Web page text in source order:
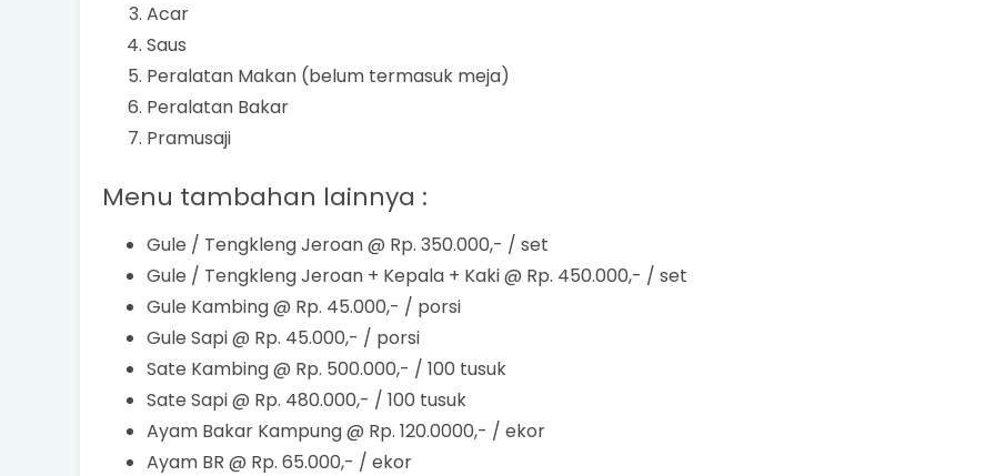
Acar
Saus
Peralatan Makan (belum termasuk meja)
Peralatan Bakar
Pramusaji
Menu tambahan lainnya :
Gule / Tengkleng Jeroan @ Rp. 350.000,- / set
Gule / Tengkleng Jeroan + Kepala + Kaki @ Rp. 450.000,- / set
Gule Kambing @ Rp. 45.000,- / porsi
Gule Sapi @ Rp. 45.000,- / porsi
Sate Kambing @ Rp. 500.000,- / 100 tusuk
Sate Sapi @ Rp. 480.000,- / 100 tusuk
Ayam Bakar Kampung @ Rp. 120.0000,- / ekor
Ayam BR @ Rp. 65.000,- / ekor